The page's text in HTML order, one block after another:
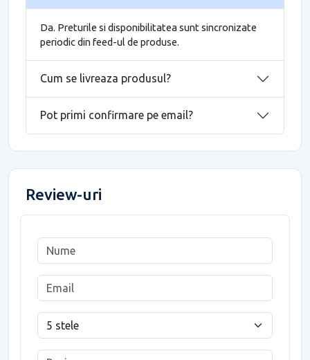
Da. Preturile si disponibilitatea sunt sincronizate
periodic din feed-ul de produse.
Cum se livreaza produsul?
Pot primi confirmare pe email?
Review-uri